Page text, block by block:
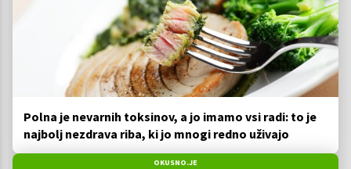
Polna je nevarnih toksinov, a jo imamo vsi radi: to je
najbolj nezdrava riba, ki jo mnogi redno uživajo
OKUSNO.JE